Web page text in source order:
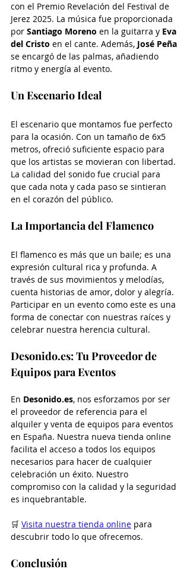
con el Premio Revelación del Festival de
Jerez 2025. La música fue proporcionada
por Santiago Moreno en la guitarra y Eva
del Cristo en el cante. Además, José Peña
se encargó de las palmas, añadiendo
ritmo y energía al evento.
Un Escenario Ideal
El escenario que montamos fue perfecto
para la ocasión. Con un tamaño de 6x5
metros, ofreció suficiente espacio para
que los artistas se movieran con libertad.
La calidad del sonido fue crucial para
que cada nota y cada paso se sintieran
en el corazón del público.
La Importancia del Flamenco
El flamenco es más que un baile; es una
expresión cultural rica y profunda. A
través de sus movimientos y melodías,
cuenta historias de amor, dolor y alegría.
Participar en un evento como este es una
forma de conectar con nuestras raíces y
celebrar nuestra herencia cultural.
Desonido.es: Tu Proveedor de
Equipos para Eventos
En Desonido.es, nos esforzamos por ser
el proveedor de referencia para el
alquiler y venta de equipos para eventos
en España. Nuestra nueva tienda online
facilita el acceso a todos los equipos
necesarios para hacer de cualquier
celebración un éxito. Nuestro
compromiso con la calidad y la seguridad
es inquebrantable.
🛒 Visita nuestra tienda online para
descubrir todo lo que ofrecemos.
Conclusión